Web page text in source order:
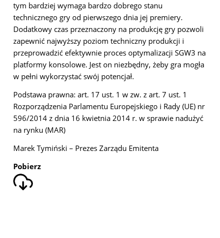
tym bardziej wymaga bardzo dobrego stanu
technicznego gry od pierwszego dnia jej premiery.
Dodatkowy czas przeznaczony na produkcję gry pozwoli
zapewnić najwyższy poziom techniczny produkcji i
przeprowadzić efektywnie proces optymalizacji SGW3 na
platformy konsolowe. Jest on niezbędny, żeby gra mogła
w pełni wykorzystać swój potencjał.
Podstawa prawna: art. 17 ust. 1 w zw. z art. 7 ust. 1
Rozporządzenia Parlamentu Europejskiego i Rady (UE) nr
596/2014 z dnia 16 kwietnia 2014 r. w sprawie nadużyć
na rynku (MAR)
Marek Tymiński – Prezes Zarządu Emitenta
Pobierz